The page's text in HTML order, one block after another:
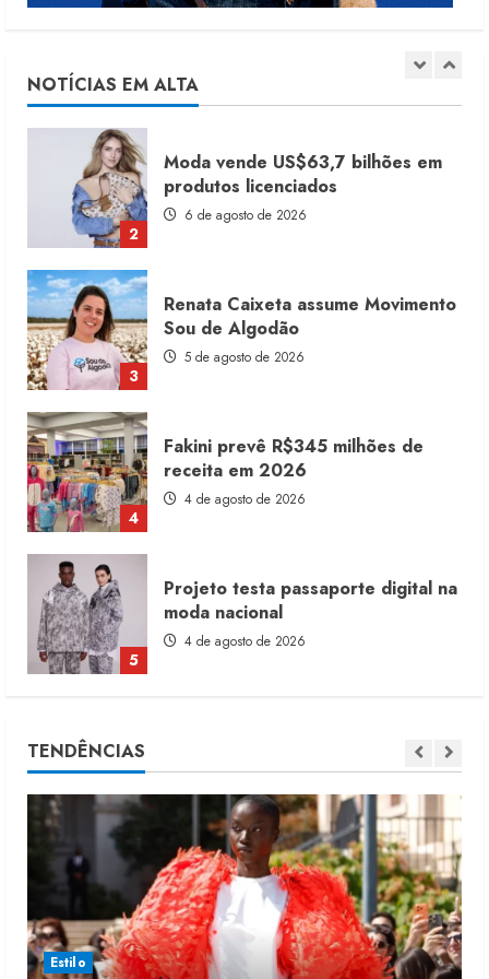
NOTÍCIAS EM ALTA
1
7 de agosto de 2026
2
Moda vende US$63,7 bilhões em
produtos licenciados
6 de agosto de 2026
3
Renata Caixeta assume Movimento
Sou de Algodão
5 de agosto de 2026
4
Fakini prevê R$345 milhões de
receita em 2026
4 de agosto de 2026
5
Projeto testa passaporte digital na
moda nacional
4 de agosto de 2026
1
2
Moda vende US$63,7 bilhões em
produtos licenciados
6 de agosto de 2026
TENDÊNCIAS
Estilo